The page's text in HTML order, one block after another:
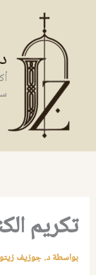
المحتوى
تكريم
بواسطةد. جوزيف